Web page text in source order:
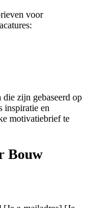
voor
zijn gebaseerd op
inspiratie en
motivatiebrief te
Bouw